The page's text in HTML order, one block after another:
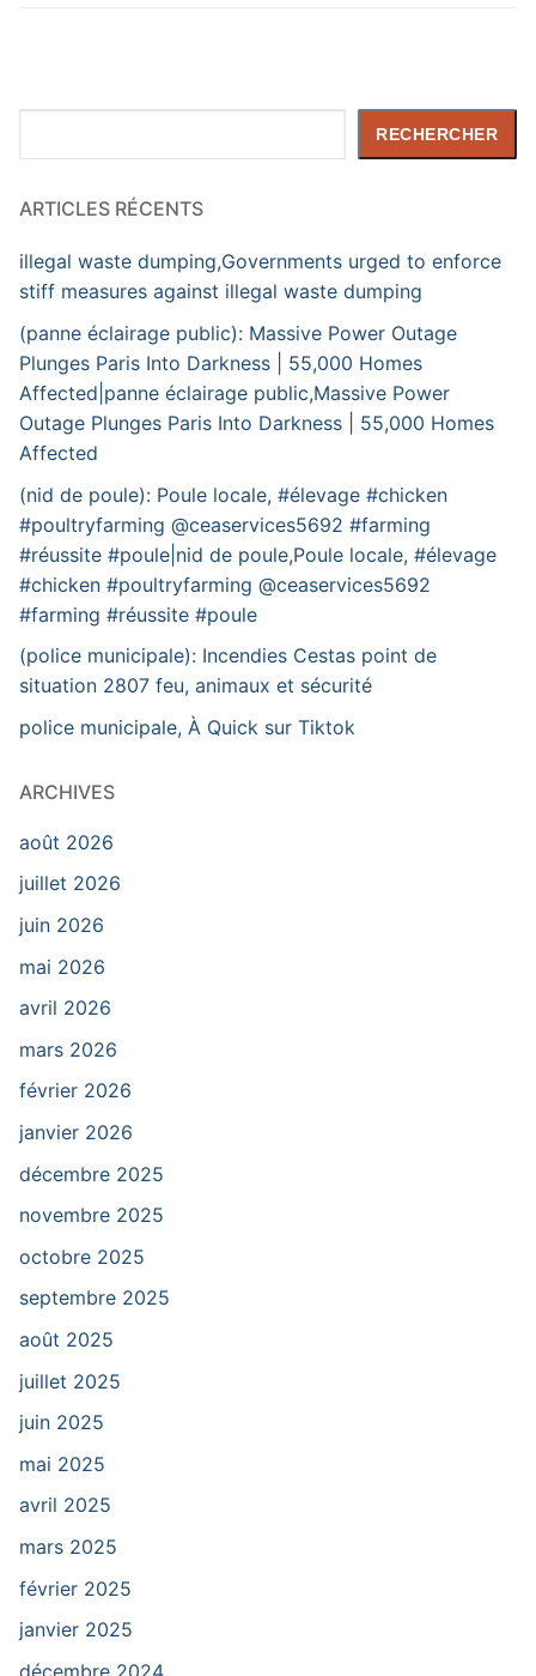
RECHERCHER
ARTICLES RÉCENTS
illegal waste dumping,Governments urged to enforce
stiff measures against illegal waste dumping
(panne éclairage public): Massive Power Outage
Plunges Paris Into Darkness | 55,000 Homes
Affected|panne éclairage public,Massive Power
Outage Plunges Paris Into Darkness | 55,000 Homes
Affected
(nid de poule): Poule locale, #élevage #chicken
#poultryfarming @ceaservices5692 #farming
#réussite #poule|nid de poule,Poule locale, #élevage
#chicken #poultryfarming @ceaservices5692
#farming #réussite #poule
(police municipale): Incendies Cestas point de
situation 2807 feu, animaux et sécurité
police municipale, À Quick sur Tiktok
ARCHIVES
août 2026
juillet 2026
juin 2026
mai 2026
avril 2026
mars 2026
février 2026
janvier 2026
décembre 2025
novembre 2025
octobre 2025
septembre 2025
août 2025
juillet 2025
juin 2025
mai 2025
avril 2025
mars 2025
février 2025
janvier 2025
décembre 2024